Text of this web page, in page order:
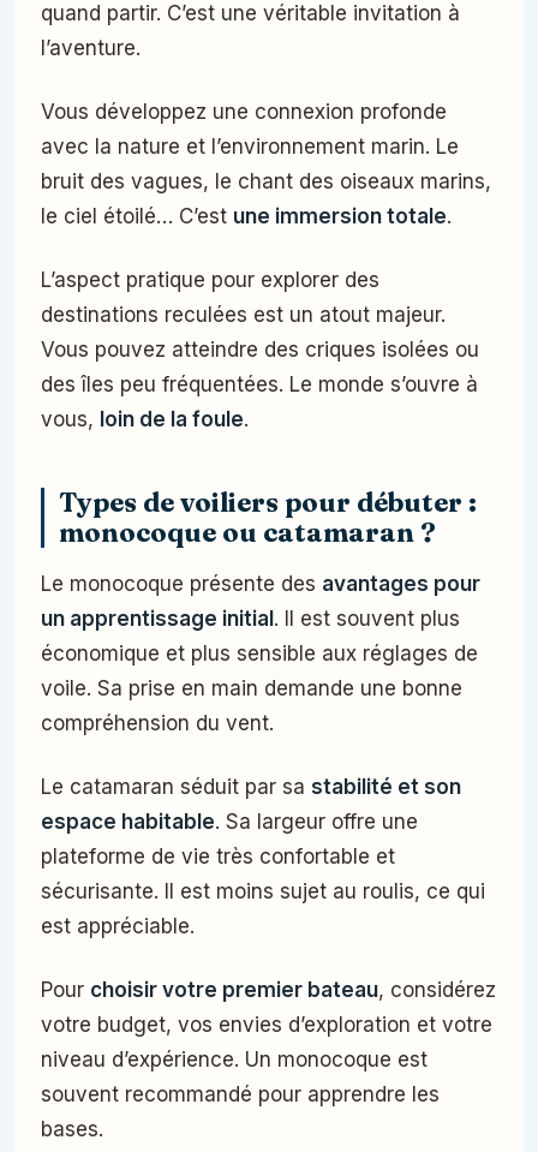
quand partir. C’est une véritable invitation à
l’aventure.
Vous développez une connexion profonde
avec la nature et l’environnement marin. Le
bruit des vagues, le chant des oiseaux marins,
le ciel étoilé… C’est une immersion totale.
L’aspect pratique pour explorer des
destinations reculées est un atout majeur.
Vous pouvez atteindre des criques isolées ou
des îles peu fréquentées. Le monde s’ouvre à
vous, loin de la foule.
Types de voiliers pour débuter :
monocoque ou catamaran ?
Le monocoque présente des avantages pour
un apprentissage initial . Il est souvent plus
économique et plus sensible aux réglages de
voile. Sa prise en main demande une bonne
compréhension du vent.
Le catamaran séduit par sa stabilité et son
espace habitable. Sa largeur offre une
plateforme de vie très confortable et
sécurisante. Il est moins sujet au roulis, ce qui
est appréciable.
Pour choisir votre premier bateau, considérez
votre budget, vos envies d’exploration et votre
niveau d’expérience. Un monocoque est
souvent recommandé pour apprendre les
bases.